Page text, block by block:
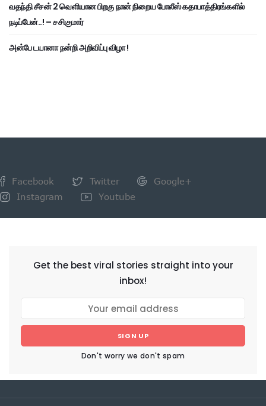
வதந்தி சீசன் 2 வெளியான பிறகு நான் நிறைய போலீஸ் கதாபாத்திரங்களில்
நடிப்பேன்..! – சசிகுமார்
அன்பே டயானா நன்றி அறிவிப்பு விழா !
Facebook Twitter
Google+
Instagram
Youtube
Get the best viral stories straight into your
inbox!
SIGN UP
Don't worry we don't spam